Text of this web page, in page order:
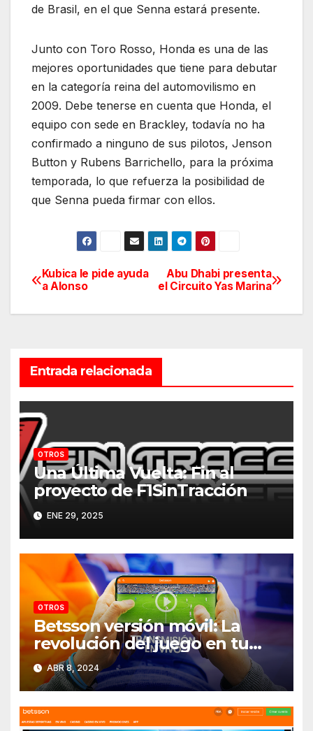
de Brasil, en el que Senna estará presente.
Junto con Toro Rosso, Honda es una de las
mejores oportunidades que tiene para debutar
en la categoría reina del automovilismo en
2009. Debe tenerse en cuenta que Honda, el
equipo con sede en Brackley, todavía no ha
confirmado a ninguno de sus pilotos, Jenson
Button y Rubens Barrichello, para la próxima
temporada, lo que refuerza la posibilidad de
que Senna pueda firmar con ellos.
Navegación
de
Abu Dhabi presenta
el Circuito Yas Marina
Kubica le pide ayuda
a Alonso
Entrada relacionada
OTROS
Una Última Vuelta: Fin al
proyecto de F1SinTracción
ENE 29, 2025
OTROS
Betsson versión móvil: La
revolución del juego en tu
bolsillo
ABR 8, 2024